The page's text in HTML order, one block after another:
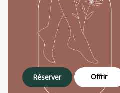
Réserver Offrir